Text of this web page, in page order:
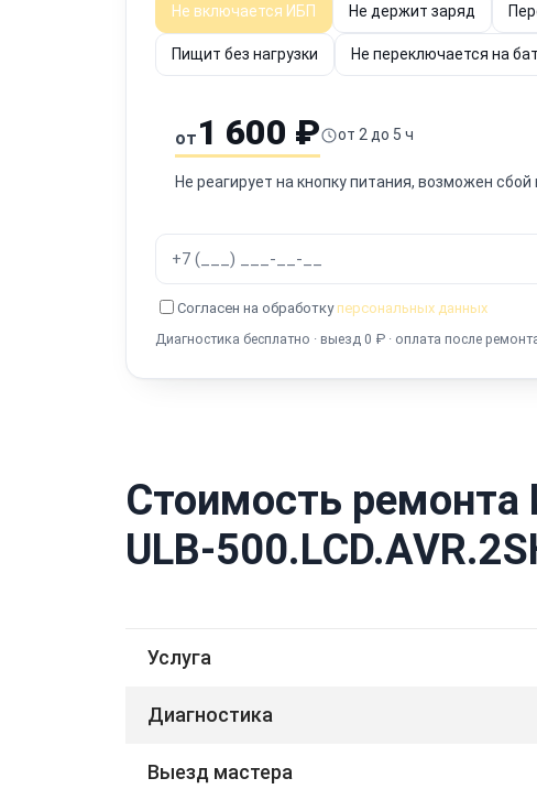
Не включается ИБП Не держит заряд
Пищит без нагрузки Не переключается на
от 1 600 ₽ от 2 до 5 ч
Не реагирует на кнопку питания, возможен
Согласен на обработку персональных данных
Диагностика бесплатно · выезд 0 ₽ · оплата после
Стоимость ремонта
ULB-
Услуга
Диагностика
Выезд мастера